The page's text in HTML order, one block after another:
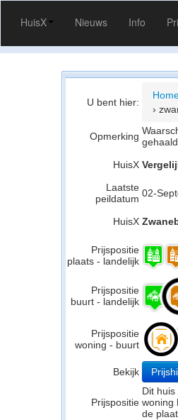
HuisX Nieuws Info
U bent hier:
›
Opmerking
HuisX
Laatste
peildatum 02-
HuisX
Prijspositie
plaats - landelijk
Prijspositie
buurt - landelijk
Prijspositie
woning - buurt
Bekijk
Prijspositie
Dit
woning
de